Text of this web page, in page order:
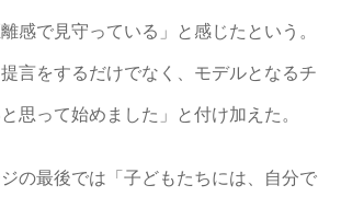
感で見守っている」と感じたという。
提言をするだけでなく、モデルとなるチ
思って始めました」と付け加えた。
の最後では「子どもたちには、自分で